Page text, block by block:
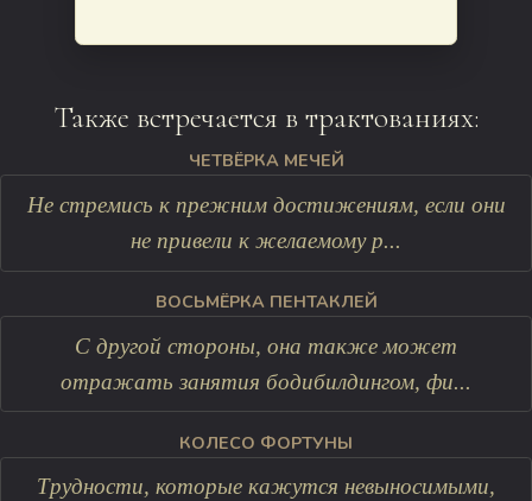
Также встречается в трактованиях:
ЧЕТВЁРКА МЕЧЕЙ
Не стремись к прежним достижениям, если они
не привели к желаемому р...
ВОСЬМЁРКА ПЕНТАКЛЕЙ
С другой стороны, она также может
отражать занятия бодибилдингом, фи...
КОЛЕСО ФОРТУНЫ
Трудности, которые кажутся невыносимыми,